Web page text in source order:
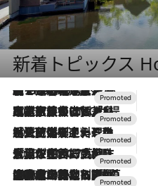
新着トピックス
2026.8.7
【トンボの足水浴】ヒノキの香りに包まれて涼感マックス！約13℃の湧水かけ流しを避暑地「星野温泉 トンボの湯」で体験
2026.7.31
【ホテル帰省】という選択肢をOMOが提案。家族とほどよい距離を保つには「昼は実家、夜は気兼ねなくホテルで！」
2026.7.24
【夏限定ディナーコース】旬を迎える稚鮎や花ズッキーニなどをイタリア・トスカーナの郷土料理の手法で満喫！
2026.7.17
「土佐和ハーブかき氷」がOMO7高知に登場！生姜、山椒、大葉など目にも舌にも涼を呼ぶ郷土の味
2026.7.10
NEW OPEN！【界 草津】名湯の地に誕生。趣の異なる2種の温泉と上州ならではの会席・蕎麦割烹など美食を味わう究極の癒やし旅